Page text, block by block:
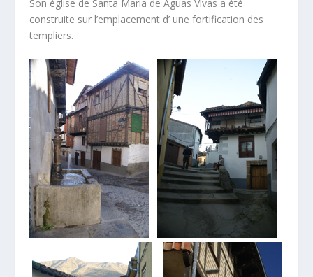
Son église de Santa Maria de Aguas Vivas a été
construite sur l’emplacement d’ une fortification des
templiers.